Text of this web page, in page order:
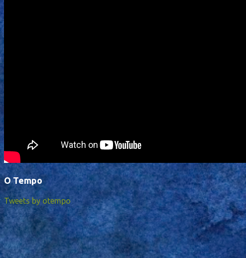
O Tempo
Tweets by otempo